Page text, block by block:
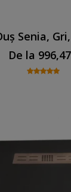
Senia,
De la 996,47